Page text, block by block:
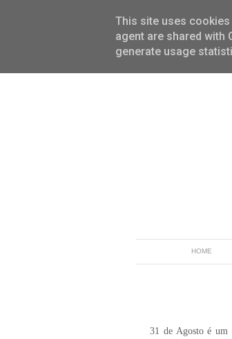
HOME
31 de Agosto é um
This site uses
agent are shared with
generate usage